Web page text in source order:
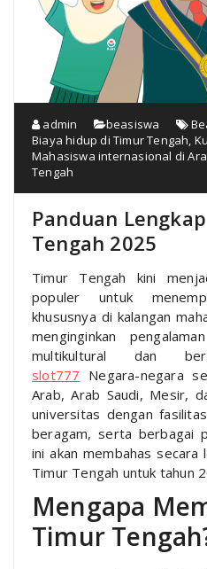
admin beasiswa
Biaya hidup di Timur Tengah,
Mahasiswa internasional di
Tengah
Panduan
Tengah 2025
Timur Tengah kini
populer untuk
khususnya di kalangan
menginginkan
multikultural dan
slot777 Negara-negara
Arab, Arab Saudi, Mesir,
universitas dengan
beragam, serta berbagai
ini akan membahas secara
Timur Tengah untuk tahun
Mengapa
Timur